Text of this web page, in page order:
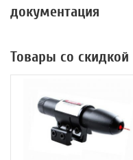
документация
Товары со скидкой